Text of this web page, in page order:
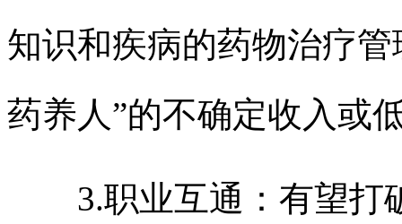
知识和疾病的药物治疗
药养人”的不确定收入或
3.职业互通：有望打